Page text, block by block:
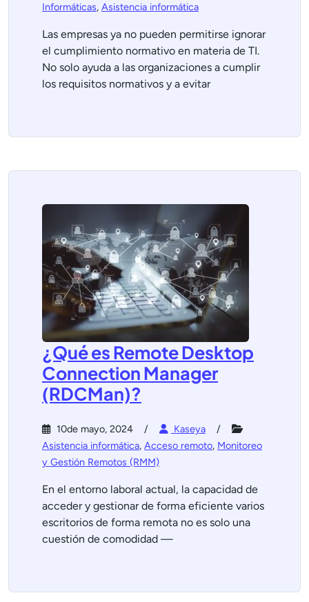
Informáticas, Asistencia informática
Las empresas ya no pueden permitirse ignorar
el cumplimiento normativo en materia de TI.
No solo ayuda a las organizaciones a cumplir
los requisitos normativos y a evitar
¿Qué es Remote Desktop
Connection Manager
(RDCMan)?
10de mayo, 2024
Kaseya
Asistencia informática, Acceso remoto, Monitoreo
y Gestión Remotos (RMM)
En el entorno laboral actual, la capacidad de
acceder y gestionar de forma eficiente varios
escritorios de forma remota no es solo una
cuestión de comodidad —